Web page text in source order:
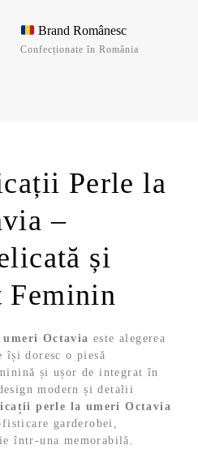
Brand Românesc
Confecționate în România
Perle la
–
și
Feminin
Octavia este alegerea
își doresc o piesă
și ușor de integrat în
modern și detalii
perle la umeri Octavia
garderobei,
într-una memorabilă.